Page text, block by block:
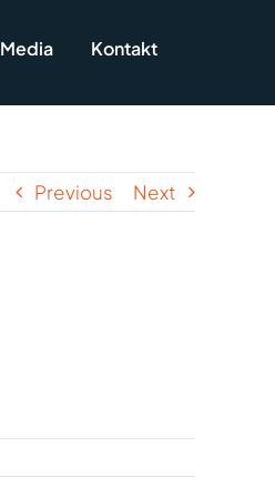
Media Kontakt
Previous Next